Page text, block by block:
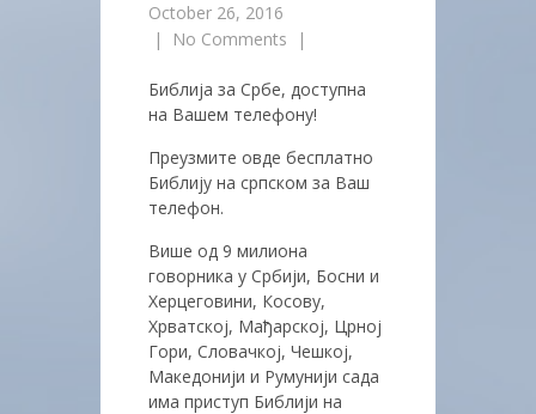
October 26, 2016
|
No Comments |
Библија за Србе, доступна
на Вашем телефону!
Преузмите овде бесплатно
Библију на српском за Ваш
телефон.
Више од 9 милиона
говорника у Србији, Босни и
Херцеговини, Косову,
Хрватској, Мађарској, Црној
Гори, Словачкој, Чешкој,
Македонији и Румунији сада
има приступ Библији на